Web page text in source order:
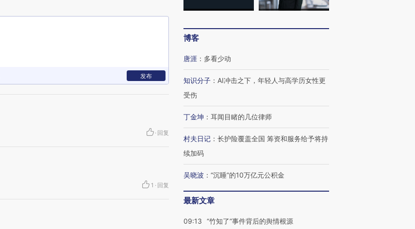
发布
· 回复
1 · 回复
博客
唐涯 ： 多看少动
知识分子 ： AI冲击之下，年轻人与高学历女性更
受伤
丁金坤 ： 耳闻目睹的几位律师
村夫日记 ： 长护险覆盖全国 筹资和服务给予将持
续加码
吴晓波 ： “沉睡”的10万亿元公积金
最新文章
09:13 “竹知了”事件背后的舆情根源